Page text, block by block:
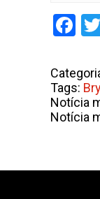
Tags:
Notícia
Notícia